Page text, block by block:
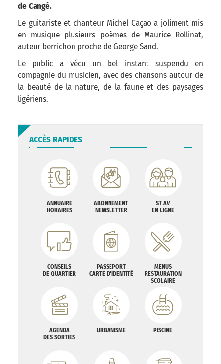
de Cangé.
Le guitariste et chanteur Michel Caçao a joliment mis
en musique plusieurs poèmes de Maurice Rollinat,
auteur berrichon proche de George Sand.
Le public a vécu un bel instant suspendu en
compagnie du musicien, avec des chansons autour de
la beauté de la nature, de la faune et des paysages
ligériens.
ACCÈS RAPIDES
ANNUAIRE
HORAIRES
ABONNEMENT
NEWSLETTER
ST AV
EN LIGNE
CONSEILS
DE QUARTIER
PASSEPORT
CARTE D'IDENTITÉ
MENUS
RESTAURATION
SCOLAIRE
AGENDA
DES SORTIES
URBANISME PISCINE